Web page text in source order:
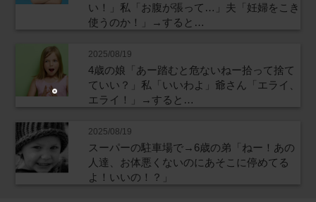
い！」私「お腹が張って…」夫「妊婦をこき
使うのか！」→すると…
2025/08/19
4歳の娘「あー踏むと危ないねー拾って捨て
ていい？」私「いいわよ」爺さん「エライ、
エライ！」→すると…
2025/08/19
スーパーの駐車場で→6歳の弟「ねー！あの
人達、お体悪くないのにあそこに停めてる
よ！いいの！？」